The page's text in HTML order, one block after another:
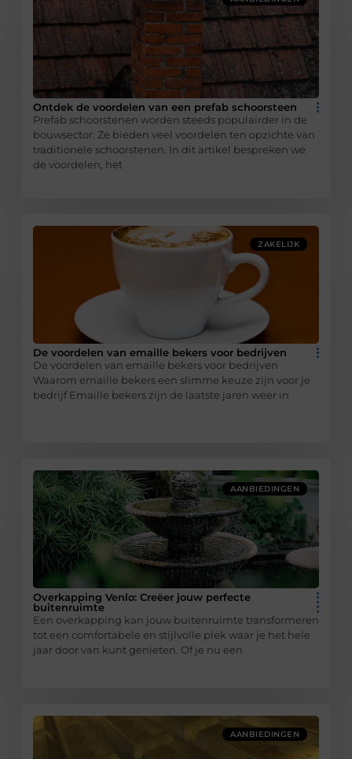
Ontdek de voordelen van een prefab schoorsteen
Prefab schoorstenen worden steeds populairder in de
bouwsector. Ze bieden veel voordelen ten opzichte van
traditionele schoorstenen. In dit artikel bespreken we
de voordelen, het
ZAKELIJK
De voordelen van emaille bekers voor bedrijven
De voordelen van emaille bekers voor bedrijven
Waarom emaille bekers een slimme keuze zijn voor je
bedrijf Emaille bekers zijn de laatste jaren weer in
AANBIEDINGEN
Overkapping Venlo: Creëer jouw perfecte
buitenruimte
Een overkapping kan jouw buitenruimte transformeren
tot een comfortabele en stijlvolle plek waar je het hele
jaar door van kunt genieten. Of je nu een
AANBIEDINGEN